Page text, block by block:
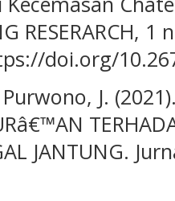
RESERARCH, 1
doi.org/
J.
JANTUNG.